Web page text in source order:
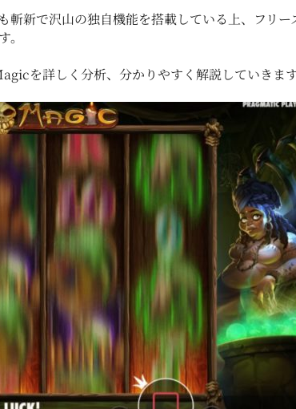
新で沢山の独自機能を搭載している上、フリ
を詳しく分析、分かりやすく解説していきます